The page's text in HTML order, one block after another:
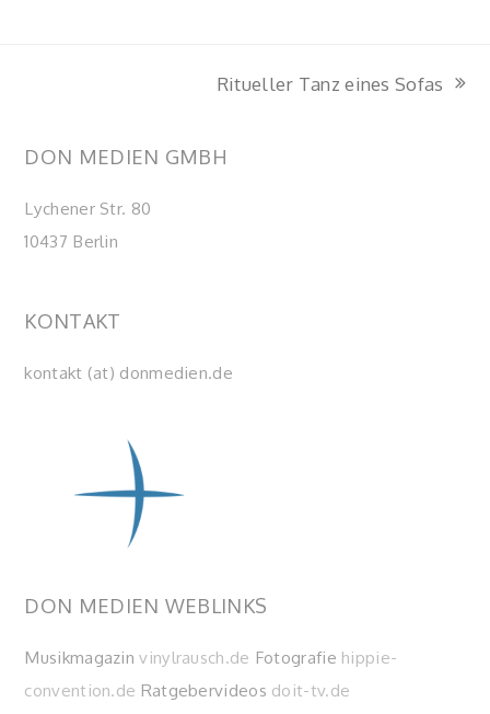
Nächster
Ritueller Tanz eines Sofas
DON MEDIEN GMBH
Lychener Str. 80
10437 Berlin
KONTAKT
kontakt (at) donmedien.de
DON MEDIEN WEBLINKS
Musikmagazinvinylrausch.de Fotografie hippie-
convention.de Ratgebervideos doit-tv.de